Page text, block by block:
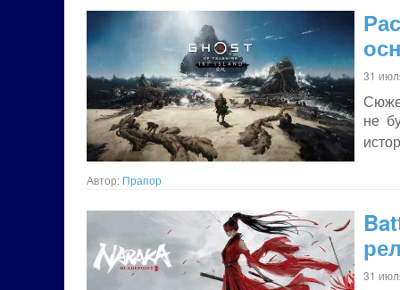
31
не
Автор: Прапор
31